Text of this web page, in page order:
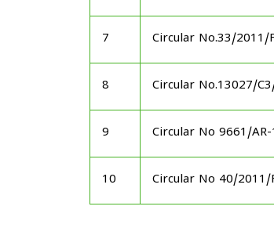
7 Circular No.33/
8 Circular No.13027/
9 Circular No 9661/
10 Circular No 40/